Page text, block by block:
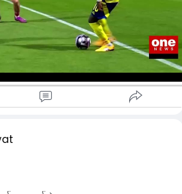
နည်းပြသစ် ပီအိုလီရဲ့ ပထမဆုံးပွဲစဉ်ဖြစ်
လည်း အနိုင်ရရှိခဲ့တာ ကြောင့် ဆော်ဒီပရို
ပွဲစဉ်တွေအပြီးမှာ (၄)ပွဲကစား၊ (၂)ပွဲနိုင်၊
)မှတ်နဲ့အတူ အမှတ်ပေးဇယားရဲ့ အဆင့်
ခဲ့ပါတယ်။